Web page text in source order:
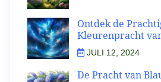
Ontdek de
Kleurenpracht
JULI 12, 2024
De Pracht van